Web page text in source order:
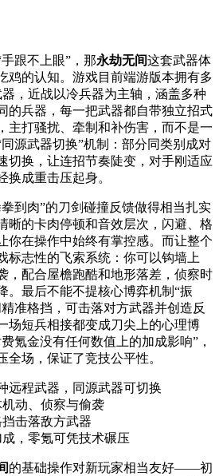
跟不上眼”，那永劫无间这套武器体
鸡的认知。游戏目前端游版本拥有多
，近战以冷兵器为主轴，涵盖多种
的兵器，每一把武器都自带独立招式
主打骚扰、牵制和补伤害，而不是一
源武器切换”机制：部分同类别成对
切换，让连招节奏陡变，对手刚适应
换成重击压起身。
到肉”的刀剑碰撞反馈做得相当扎实
的卡肉停顿和音效层次，闪避、格
你在操作中始终有掌控感。而让整个
标志性的飞索系统：你可以钩墙上
，配合屋檐跑酷和地形落差，侦察时
。最后不能不提核心博弈机制“振
准格挡，可击落对方武器并创造反
场短兵相接都变成刀尖上的心理博
氪金没有任何数值上的加成影响”，
全场，保证了竞技公平性。
远程武器，同源武器可切换
动、侦察与偷袭
击落敌方武器
，零氪可凭技术碾压
的基础操作对新玩家相当友好——初